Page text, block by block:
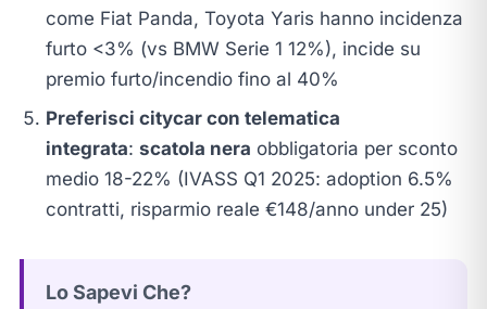
come Fiat Panda, Toyota Yaris hanno incidenza
furto <3% (vs BMW Serie 1 12%), incide su
premio furto/incendio fino al 40%
Preferisci citycar con telematica
integrata: scatola nera obbligatoria per sconto
medio 18-22% (IVASS Q1 2025: adoption 6.5%
contratti, risparmio reale €148/anno under 25)
Lo Sapevi Che?